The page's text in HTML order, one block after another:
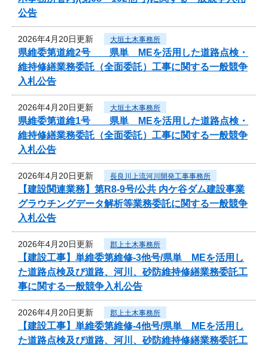
公告
2026年4月20日更新 大垣土木事務所
県維委第道維2号 県単 MEを活用した道路点検・
維持修繕業務委託（全面委託）工事に関する一般競争
入札公告
2026年4月20日更新 大垣土木事務所
県維委第道維1号 県単 MEを活用した道路点検・
維持修繕業務委託（全面委託）工事に関する一般競争
入札公告
2026年4月20日更新 長良川上流河川開発工事事務所
【建設関連業務】第R8-9号/公共 内ケ谷ダム建設事業
グラウチングデータ解析等業務委託に関する一般競争
入札公告
2026年4月20日更新 郡上土木事務所
【建設工事】単維委第維修‐3他号/県単 MEを活用し
た道路点検及び道路、河川、砂防維持修繕業務委託工
事に関する一般競争入札公告
2026年4月20日更新 郡上土木事務所
【建設工事】単維委第維修‐4他号/県単 MEを活用し
た道路点検及び道路、河川、砂防維持修繕業務委託工